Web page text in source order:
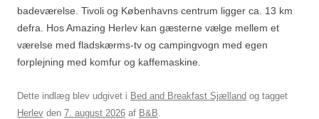
badeværelse. Tivoli og Københavns centrum ligger ca. 13 km
defra. Hos Amazing Herlev kan gæsterne vælge mellem et
værelse med fladskærms-tv og campingvogn med egen
forplejning med komfur og kaffemaskine.
Dette indlæg blev udgivet i Bed and Breakfast Sjælland og tagget
Herlev den 7. august 2026 af B&B